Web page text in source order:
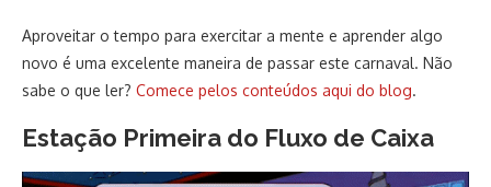
Aproveitar o tempo para exercitar a mente e aprender algo
novo é uma excelente maneira de passar este carnaval. Não
sabe o que ler? Comece pelos conteúdos aqui do blog.
Estação Primeira do Fluxo de Caixa